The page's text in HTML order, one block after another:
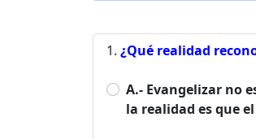
¿Qué realidad
A.- Evangelizar no
la realidad es que